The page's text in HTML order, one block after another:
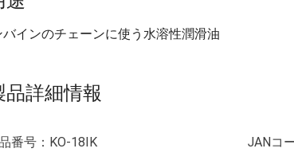
インのチェーンに使う水溶性潤滑油
品詳細情報
番号： KO-18IK JANコ